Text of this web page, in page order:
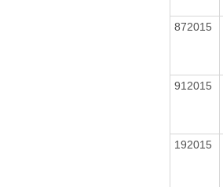
872015
912015
192015